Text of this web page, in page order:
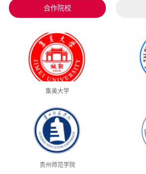
合作院校
集美大学
贵州师范学院